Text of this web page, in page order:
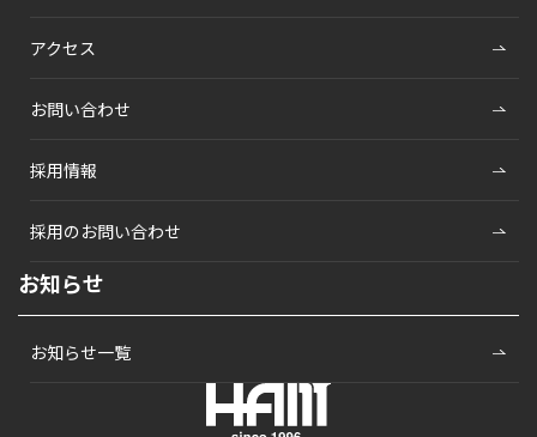
アクセス
お問い合わせ
採用情報
採用のお問い合わせ
お知らせ
お知らせ一覧